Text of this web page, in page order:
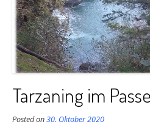
Tarzaning im
Posted on30. Oktober 2020